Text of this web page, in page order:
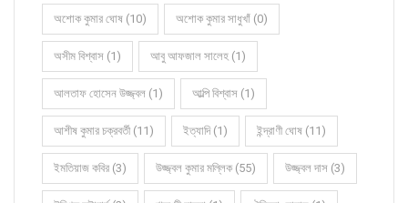
অশোক কুমার ঘোষ (10) অশোক কুমার সাধুখাঁ (0)
অসীম বিশ্বাস (1) আবু আফজাল সালেহ (1)
আলতাফ হোসেন উজ্জ্বল (1) আল্পি বিশ্বাস (1)
আশীষ কুমার চক্রবর্তী (11) ইত্যাদি (1) ইন্দ্রাণী ঘোষ (11)
ইমতিয়াজ কবির (3) উজ্জ্বল কুমার মল্লিক (55) উজ্জ্বল দাস (3)